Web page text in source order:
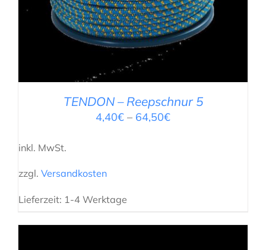
TENDON – Reepschnur 5
4,40€ – 64,50€
inkl. MwSt.
zzgl. Versandkosten
Lieferzeit: 1-4 Werktage